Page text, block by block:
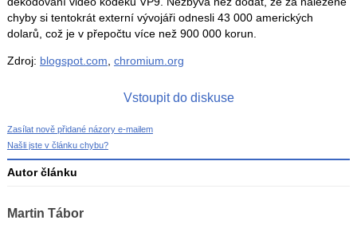
chyby si tentokrát externí vývojáři odnesli 43 000 amerických
dolarů, což je v přepočtu více než 900 000 korun.
Zdroj: blogspot.com chromium.org
Vstoupit do diskuse
Zasílat nově přidané názory e-mailem
Našli jste v článku chybu?
Autor článku
Martin Tábor